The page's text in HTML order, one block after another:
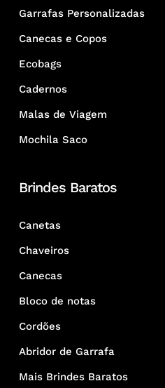
Garrafas Personalizadas
Canecas e Copos
Ecobags
Cadernos
Malas de Viagem
Mochila Saco
Brindes Baratos
Canetas
Chaveiros
Canecas
Bloco de notas
Cordões
Abridor de Garrafa
Mais Brindes Baratos